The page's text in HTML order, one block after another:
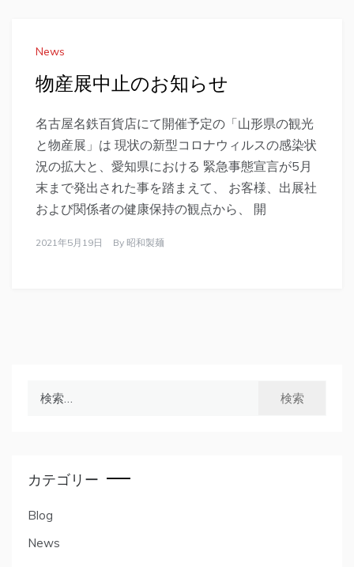
News
物産展中止のお知らせ
名古屋名鉄百貨店にて開催予定の「山形県の観光
と物産展」は 現状の新型コロナウィルスの感染状
況の拡大と、愛知県における 緊急事態宣言が5月
末まで発出された事を踏まえて、 お客様、出展社
および関係者の健康保持の観点から、 開
2021年5月19日 By 昭和製麺
カテゴリー
Blog
News